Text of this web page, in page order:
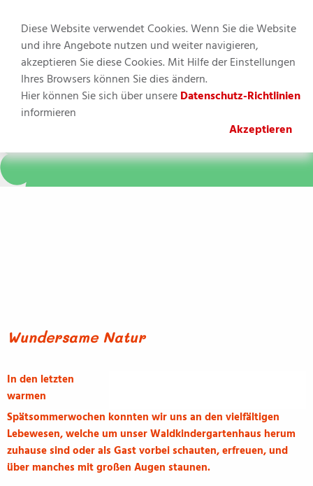
MENU
Diese Website verwendet Cookies. Wenn Sie die Website
und ihre Angebote nutzen und weiter navigieren,
akzeptieren Sie diese Cookies. Mit Hilfe der Einstellungen
Ihres Browsers können Sie dies ändern.
Hier können Sie sich über unsereDatenschutz-Richtlinien
informieren
Akzeptieren
Sie befinden sich hier:
Wundersame Natur
In den letzten
warmen
Spätsommerwochen konnten wir uns an den vielfältigen
Lebewesen, welche um unser Waldkindergartenhaus herum
zuhause sind oder als Gast vorbei schauten, erfreuen, und
über manches mit großen Augen staunen.